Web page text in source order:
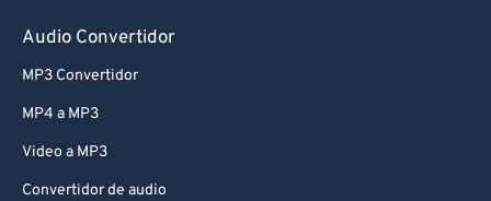
Audio Convertidor
MP3 Convertidor
MP4 a MP3
Video a MP3
Convertidor de audio